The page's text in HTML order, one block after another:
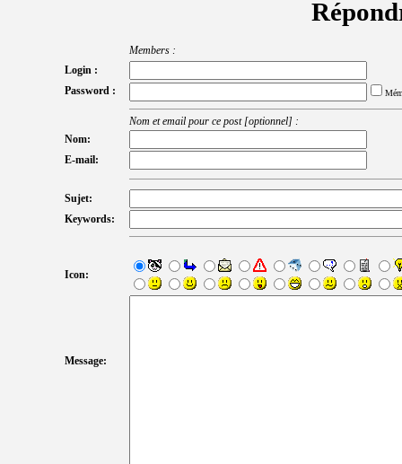
Members :
Login :
Password :
Nom et email pour ce post [optionnel] :
Nom:
E-mail:
Sujet:
Keywords:
Icon:
Message: